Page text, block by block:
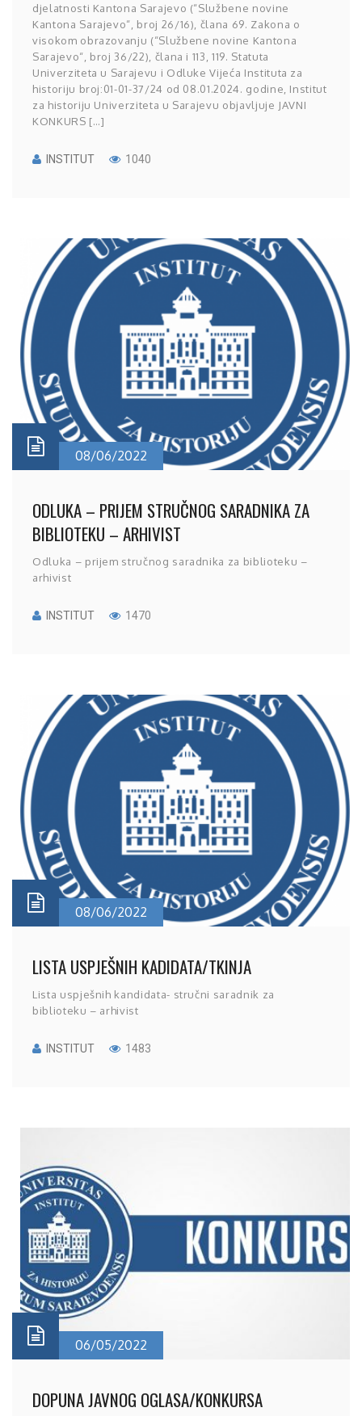
djelatnosti Kantona Sarajevo (“Službene novine
Kantona Sarajevo“, broj 26/16), člana 69. Zakona o
visokom obrazovanju (“Službene novine Kantona
Sarajevo“, broj 36/22), člana i 113, 119. Statuta
Univerziteta u Sarajevu i Odluke Vijeća Instituta za
historiju broj:01-01-37/24 od 08.01.2024. godine, Institut
za historiju Univerziteta u Sarajevu objavljuje JAVNI
KONKURS […]
INSTITUT 1040
08/06/2022
ODLUKA – PRIJEM STRUČNOG SARADNIKA ZA
BIBLIOTEKU – ARHIVIST
Odluka – prijem stručnog saradnika za biblioteku –
arhivist
INSTITUT 1470
08/06/2022
LISTA USPJEŠNIH KADIDATA/TKINJA
Lista uspješnih kandidata- stručni saradnik za
biblioteku – arhivist
INSTITUT 1483
06/05/2022
DOPUNA JAVNOG OGLASA/KONKURSA